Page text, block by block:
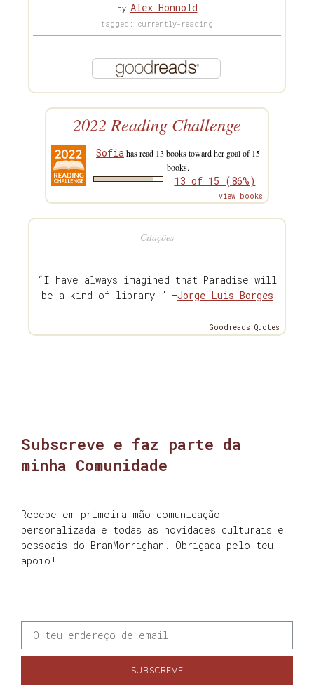
by Alex Honnold
tagged: currently-reading
2022 Reading Challenge
Sofiahas read 13 books toward her goal of 15
books.
13 of 15 (86%)
view books
Citações
“I have always imagined that Paradise will
be a kind of library.” —Jorge Luis Borges
Goodreads Quotes
Subscreve e faz parte da
minha Comunidade
Recebe em primeira mão comunicação
personalizada e todas as novidades culturais e
pessoais do BranMorrighan. Obrigada pelo teu
apoio!
SUBSCREVE